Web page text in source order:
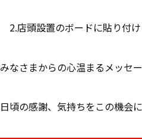
2.店頭設置のボードに貼り付け
みなさまからの心温まるメッセ
日頃の感謝、気持ちをこの機会